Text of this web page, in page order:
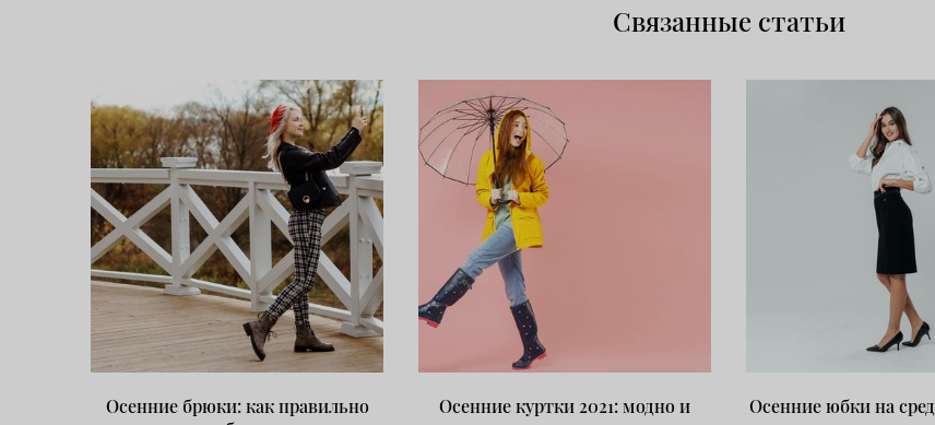
Связанные статьи
Осенние брюки: как правильно
Осенние куртки 2021: модно и
Осенние юбки на